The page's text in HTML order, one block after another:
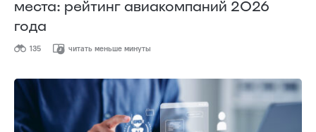
места: рейтинг авиакомпаний 2026
года
135 читать меньше минуты